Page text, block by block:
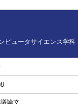
ピュータサイエンス学科
論文